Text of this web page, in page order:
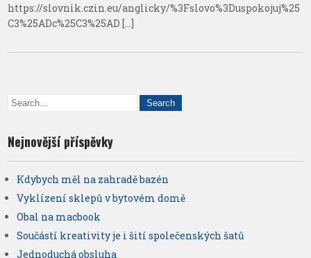
https://slovnik.czin.eu/anglicky/%3Fslovo%3Duspokojuj%25
C3%25ADc%25C3%25AD […]
Nejnovější příspěvky
Kdybych měl na zahradě bazén
Vyklízení sklepů v bytovém domě
Obal na macbook
Součástí kreativity je i šití společenských šatů
Jednoduchá obsluha